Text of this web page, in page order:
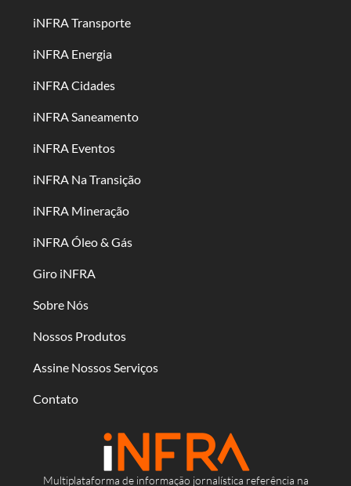
Multiplataforma de informação jornalística referência na
iNFRA Transporte
iNFRA Energia
iNFRA Cidades
iNFRA Saneamento
iNFRA Eventos
iNFRA Na Transição
iNFRA Mineração
iNFRA Óleo & Gás
Giro iNFRA
Sobre Nós
Nossos Produtos
Assine Nossos Serviços
Contato